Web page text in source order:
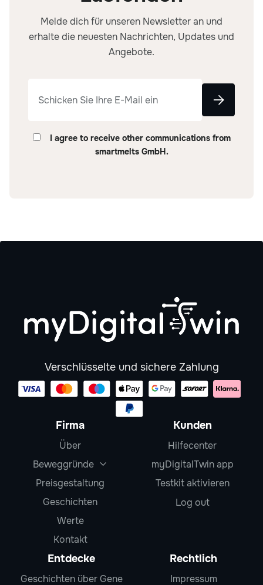
Melde dich für unseren Newsletter an und
erhalte die neuesten Nachrichten, Updates und
Angebote.
I agree to receive other communications from
smartmelts GmbH.
Verschlüsselte und sichere Zahlung
Firma
Über
Beweggründe

Preisgestaltung
Geschichten
Werte
Kontakt
Kunden
Hilfecenter
myDigitalTwin app
Testkit aktivieren
Log out
Entdecke
Geschichten über Gene
Rechtlich
Impressum